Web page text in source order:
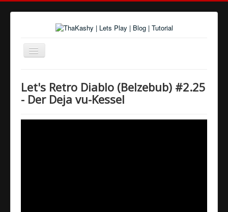
Navigation
an/aus
Über uns
Let's Retro Diablo (Belzebub) #2.25
- Der Deja vu-Kessel